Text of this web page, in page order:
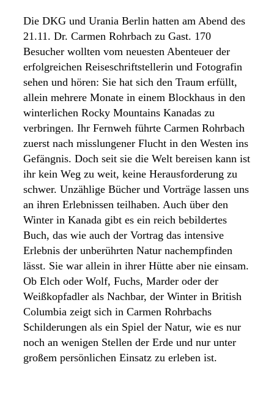
Die DKG und Urania Berlin hatten am Abend des
21.11. Dr. Carmen Rohrbach zu Gast. 170
Besucher wollten vom neuesten Abenteuer der
erfolgreichen Reiseschriftstellerin und Fotografin
sehen und hören: Sie hat sich den Traum erfüllt,
allein mehrere Monate in einem Blockhaus in den
winterlichen Rocky Mountains Kanadas zu
verbringen. Ihr Fernweh führte Carmen Rohrbach
zuerst nach misslungener Flucht in den Westen ins
Gefängnis. Doch seit sie die Welt bereisen kann ist
ihr kein Weg zu weit, keine Herausforderung zu
schwer. Unzählige Bücher und Vorträge lassen uns
an ihren Erlebnissen teilhaben. Auch über den
Winter in Kanada gibt es ein reich bebildertes
Buch, das wie auch der Vortrag das intensive
Erlebnis der unberührten Natur nachempfinden
lässt. Sie war allein in ihrer Hütte aber nie einsam.
Ob Elch oder Wolf, Fuchs, Marder oder der
Weißkopfadler als Nachbar, der Winter in British
Columbia zeigt sich in Carmen Rohrbachs
Schilderungen als ein Spiel der Natur, wie es nur
noch an wenigen Stellen der Erde und nur unter
großem persönlichen Einsatz zu erleben ist.